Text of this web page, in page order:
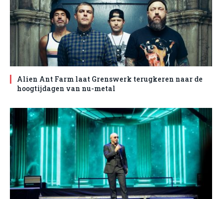
Alien Ant Farm laat Grenswerk terugkeren naar de
hoogtijdagen van nu-metal